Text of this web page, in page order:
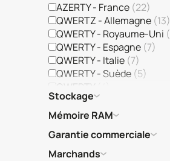
AZERTY - France (22)
QWERTZ - Allemagne (13)
QWERTY - Royaume-Uni (
QWERTY - Espagne (7)
QWERTY - Italie (7)
QWERTY - Suède (5)
QWERTY
QWERTZ(
AZERTY (1)
QWERTY - Portugal(1)
Stockage
Mémoire RAM
Garantie commerciale
Marchands